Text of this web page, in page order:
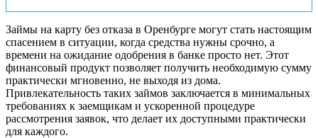
Займы на карту без отказа в Оренбурге могут стать настоящим
спасением в ситуации, когда средства нужны срочно, а
времени на ожидание одобрения в банке просто нет. Этот
финансовый продукт позволяет получить необходимую сумму
практически мгновенно, не выходя из дома.
Привлекательность таких займов заключается в минимальных
требованиях к заемщикам и ускоренной процедуре
рассмотрения заявок, что делает их доступными практически
для каждого.